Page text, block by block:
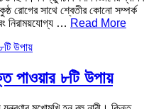
কুষ্ঠ রোগের সাথে শ্বেতীর কোনো সম্পর্ক
নিরাময়যোগ্য … Read More
পাওয়ার ৮টি উপায়